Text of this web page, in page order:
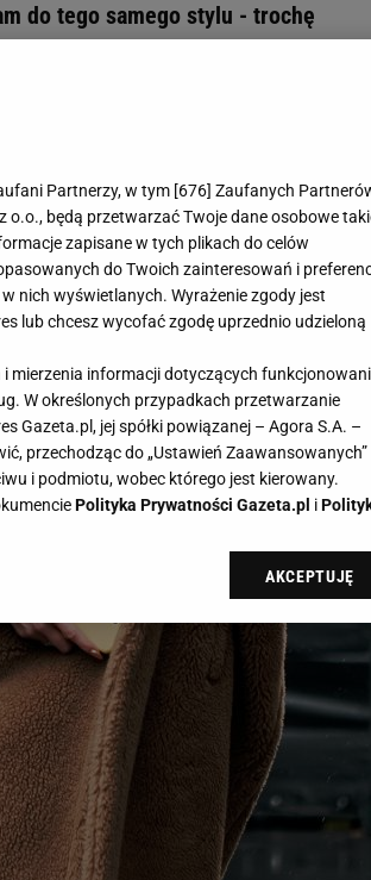
do tego samego stylu - trochę
kurtkach. Te perełki zachwyciły
Partnerzy, w tym [676] Zaufanych
o.o., będą przetwarzać Twoje dane osobowe
zapisane w tych plikach do celów
do Twoich zainteresowań i
nich wyświetlanych. Wyrażenie zgody jest
lub chcesz wycofać zgodę uprzednio udzieloną
mierzenia informacji dotyczących
W określonych przypadkach przetwarzanie
Gazeta.pl, jej spółki powiązanej – Agora S.A. –
przechodząc do „Ustawień Zaawansowanych”
i podmiotu, wobec którego jest kierowany.
Polityka Prywatności Gazeta.pl i
plików cookie Gazeta.pl sp. z o.o., jej
dot. przetwarzania danych poprzez
„Ustawień Zaawansowanych”. Zmiana ustawień
w następujących celach:
urządzenia do celów identyfikacji.
reklamy i treści, pomiar reklam i treści,
AKCEPTUJĘ